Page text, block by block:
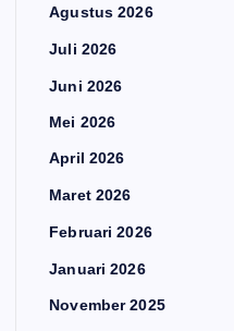
Agustus 2026
Juli 2026
Juni 2026
Mei 2026
April 2026
Maret 2026
Februari 2026
Januari 2026
November 2025